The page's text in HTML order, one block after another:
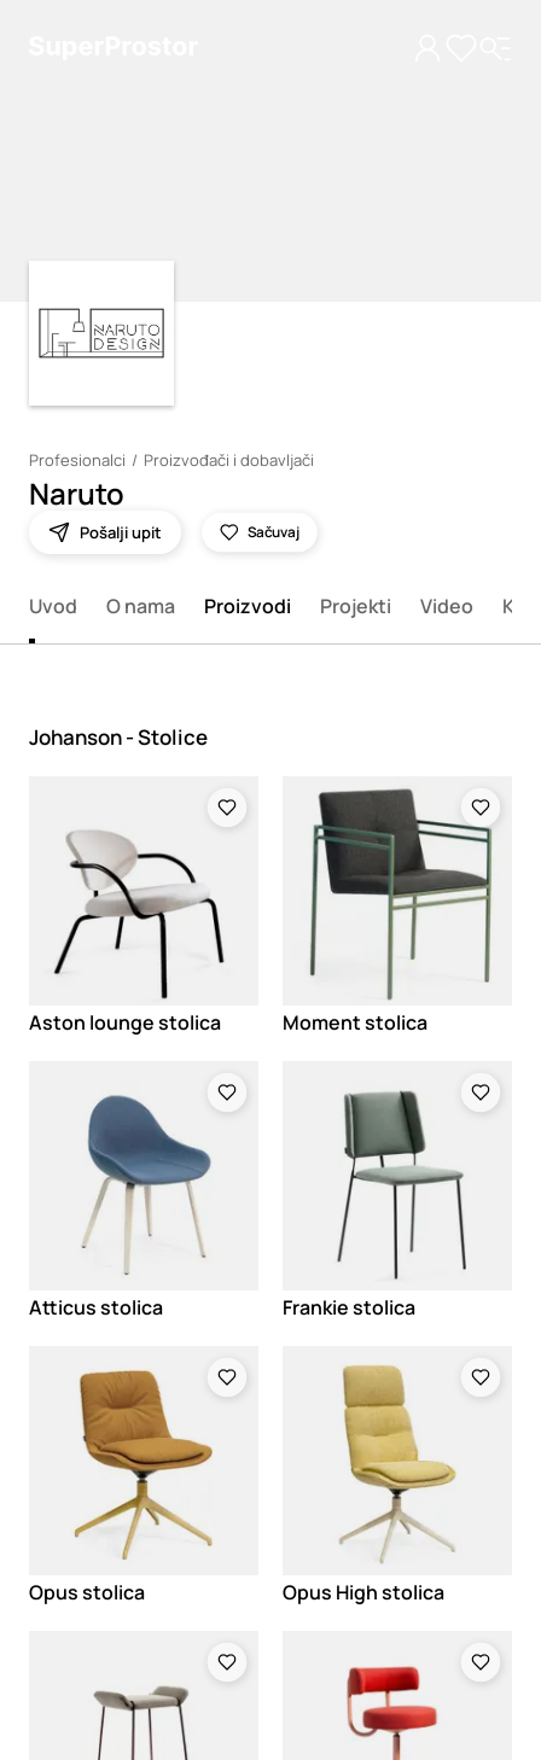
Profesionalci Proizvođači i dobavljači
Naruto
Pošalji upit Sačuvaj
Uvod O nama Proizvodi Projekti Video
Johanson - Stolice
Aston lounge stolica
Loading
Moment stolica
Atticus stolica
Frankie stolica
Opus stolica
Loading
Opus High stolica